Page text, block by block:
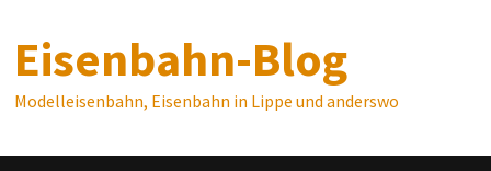
Inhalt
springen
Eisenbahn-Blog
Modelleisenbahn, Eisenbahn in Lippe und anderswo